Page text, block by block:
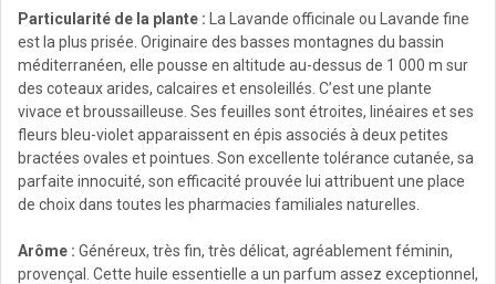
Particularité de la plante : La Lavande officinale ou Lavande fine
est la plus prisée. Originaire des basses montagnes du bassin
méditerranéen, elle pousse en altitude au-dessus de 1 000 m sur
des coteaux arides, calcaires et ensoleillés. C’est une plante
vivace et broussailleuse. Ses feuilles sont étroites, linéaires et ses
fleurs bleu-violet apparaissent en épis associés à deux petites
bractées ovales et pointues. Son excellente tolérance cutanée, sa
parfaite innocuité, son efficacité prouvée lui attribuent une place
de choix dans toutes les pharmacies familiales naturelles.
Arôme : Généreux, très fin, très délicat, agréablement féminin,
provençal. Cette huile essentielle a un parfum assez exceptionnel,